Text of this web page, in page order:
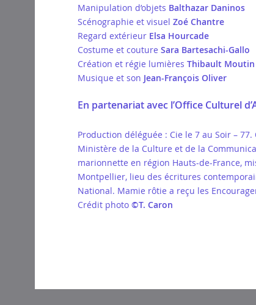
Manipulation d’objets Balthazar Daninos
Scénographie et visuel Zoé Chantre
Regard extérieur Elsa Hourcade
Costume et couture Sara Bartesachi-Gallo
Création et régie lumières Thibault Moutin
Musique et son Jean-François Oliver
En partenariat avec l’Office Culturel
Production déléguée : Cie le 7 au Soir –
Ministère de la Culture et de la
marionnette en région Hauts-de-France,
Montpellier, lieu des écritures
National. Mamie rôtie a reçu les
Crédit photo ©T. Caron